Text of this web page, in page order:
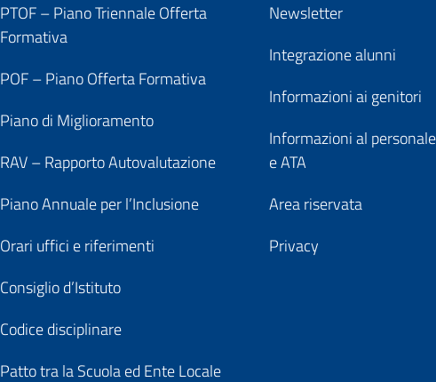
PTOF – Piano Triennale Offerta
Formativa
POF – Piano Offerta Formativa
Piano di Miglioramento
RAV – Rapporto Autovalutazione
Piano Annuale per l’Inclusione
Orari uffici e riferimenti
Consiglio d’Istituto
Codice disciplinare
Patto tra la Scuola ed Ente Locale
Newsletter
Integrazione alunni
Informazioni ai genitori
Informazioni al
e ATA
Area riservata
Privacy